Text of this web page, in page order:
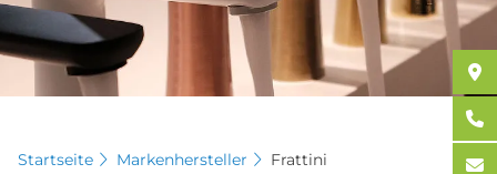
Startseite Markenhersteller Frattini